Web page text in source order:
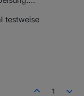
testweise
1